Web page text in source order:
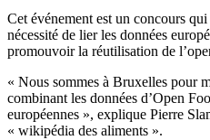
Cet événement est un concours
nécessité de lier les données
promouvoir la réutilisation de
« Nous sommes à Bruxelles pour
combinant les données d’Open
européennes », explique Pierre
« wikipédia des aliments ».